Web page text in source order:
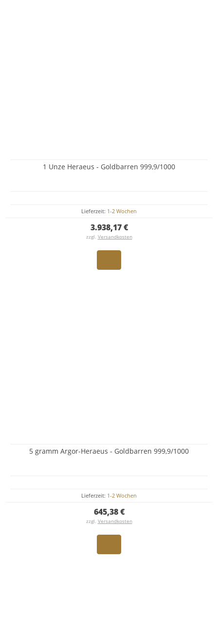
1 Unze Heraeus - Goldbarren 999,9/1000
Lieferzeit: 1-2 Wochen
3.938,17 €
zzgl. Versandkosten
5 gramm Argor-Heraeus - Goldbarren 999,9/1000
Lieferzeit: 1-2 Wochen
645,38 €
zzgl. Versandkosten